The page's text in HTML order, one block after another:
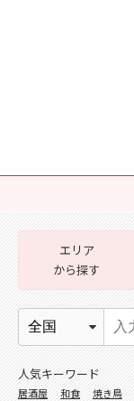
エリア
から探す
人気キーワード
居酒屋 和食 焼き鳥